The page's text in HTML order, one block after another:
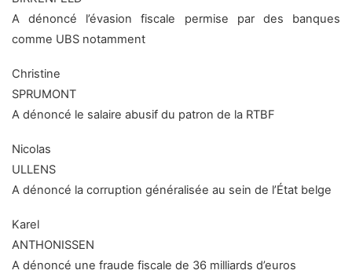
A dénoncé l’évasion fiscale permise par des banques
comme UBS notamment
Christine
SPRUMONT
A dénoncé le salaire abusif du patron de la RTBF
Nicolas
ULLENS
A dénoncé la corruption généralisée au sein de l’État belge
Karel
ANTHONISSEN
A dénoncé une fraude fiscale de 36 milliards d’euros